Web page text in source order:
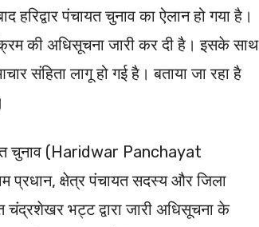
हरिद्वार पंचायत चुनाव का ऐलान हो गया है।
की अधिसूचना जारी कर दी है। इसके साथ
संहिता लागू हो गई है। बताया जा रहा है
चुनाव (Haridwar Panchayat
प्रधान, क्षेत्र पंचायत सदस्य और जिला
चंद्रशेखर भट्ट द्वारा जारी अधिसूचना के